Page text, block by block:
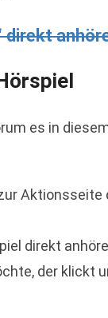
direkt
es in
Aktionsseite
direkt
der klickt